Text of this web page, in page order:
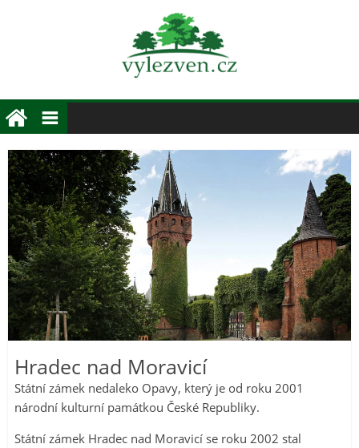
Hradec nad Moravicí
Státní zámek nedaleko Opavy, který je od roku 2001
národní kulturní památkou České Republiky.
Státní zámek Hradec nad Moravicí se roku 2002 stal